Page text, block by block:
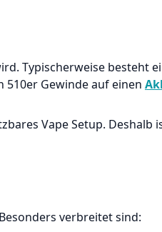
Typischerweise besteht
Gewinde auf einen
Vape Setup. Deshalb
verbreitet sind: